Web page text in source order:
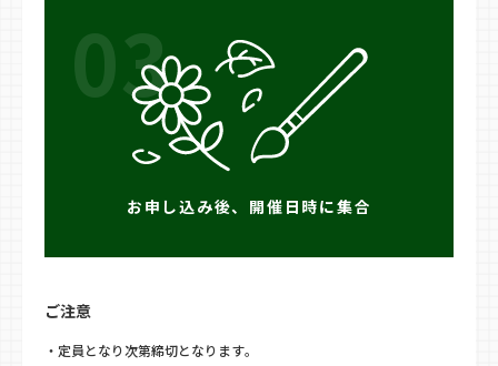
03
お申し込み後、開催日時に集合
ご注意
・定員となり次第締切となります。